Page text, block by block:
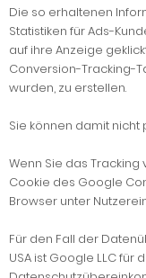
Die so erhaltenen
Statistiken für Ads-
auf ihre Anzeige
Conversion-Tracking-
wurden, zu erstellen.
Sie können damit
Wenn Sie das
Cookie des Google
Browser unter
Für den Fall der
USA ist Google LLC